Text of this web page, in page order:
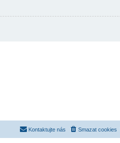
Smazat cookies
Kontaktujte nás